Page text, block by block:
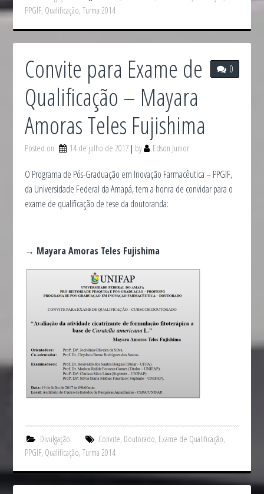
PPGIF, Qualificação,Turma 2014
0
Convite para Exame de
Qualificação – Mayara
Amoras Teles Fujishima
Posted on 14 de julho de 2017 by Edson Junior
O Programa de Pós-Graduação em Inovação Farmacêutica – PPGIF,
da Universidade Federal da Amapá, tem a honra de convidar para o
exame de qualificação de tese da doutoranda:
→ Mayara Amoras Teles Fujishima
Divulgação Convite, Doutorado, Exame de Qualificação,
PPGIF, Qualificação,Turma 2014